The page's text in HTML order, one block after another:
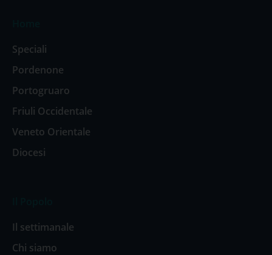
Speciali
Pordenone
Portogruaro
Friuli Occidentale
Veneto Orientale
Diocesi
Il settimanale
Chi siamo